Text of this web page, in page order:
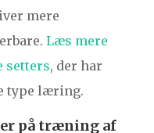
mere
Læs mere
setters, der har
type læring.
på træning af